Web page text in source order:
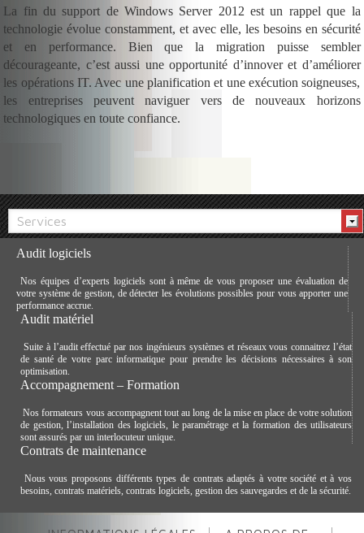
La fin du support de Windows Server 2012 est un rappel que la
technologie évolue constamment, et avec elle, les besoins en sécurité
et en performance. Bien que la migration puisse sembler
décourageante, c’est aussi une opportunité d’innover et d’améliorer
les opérations IT. Avec une planification et une exécution soigneuses,
les entreprises peuvent naviguer vers de nouveaux horizons
technologiques en toute confiance.
Services
Audit logiciels
Nos équipes d’experts logiciels sont à même de vous proposer une évaluation de
votre système de gestion, de détecter les évolutions possibles pour vous apporter une
performance accrue.
Audit matériel
Suite à l’audit effectué par nos ingénieurs systèmes et réseaux vous connaitrez l’état
de santé de votre parc informatique pour prendre les décisions nécessaires à son
optimisation.
Accompagnement – Formation
Nos formateurs vous accompagnent tout au long de la mise en place de votre solution
de gestion, l’installation des logiciels, le paramétrage et la formation des utilisateurs
sont assurés par un interlocuteur unique.
Contrats de maintenance
Nous vous proposons différents types de contrats adaptés à votre société et à vos
besoins, contrats matériels, contrats logiciels, gestion des sauvegardes et de la sécurité.